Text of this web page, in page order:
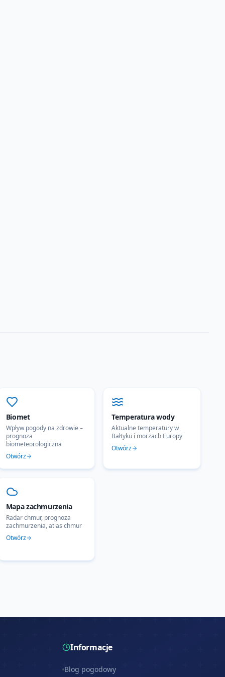
Biomet
Wpływ pogody na zdrowie –
prognoza
biometeorologiczna
Otwórz
Temperatura wody
Aktualne temperatury w
Bałtyku i morzach Europy
Otwórz
Mapa zachmurzenia
Radar chmur, prognoza
zachmurzenia, atlas chmur
Otwórz
Informacje
Blog pogodowy